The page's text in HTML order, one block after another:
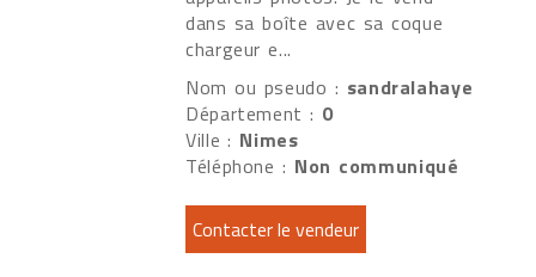
dans sa boîte avec sa coque
chargeur e...
Nom ou pseudo : sandralahaye
Département : 0
Ville : Nimes
Téléphone : Non communiqué